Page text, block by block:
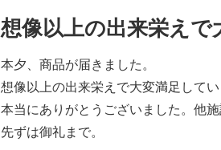
想像以上の出来栄え
本夕、商品が届きました。
想像以上の出来栄えで大変満足してい
本当にありがとうございました。他
先ずは御礼まで。